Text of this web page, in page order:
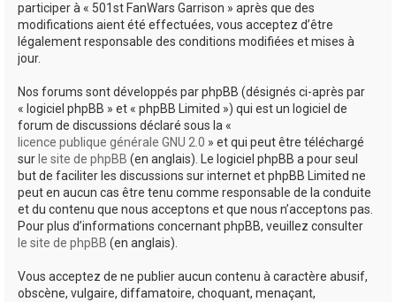
participer à « 501st FanWars Garrison » après que des
modifications aient été effectuées, vous acceptez d’être
légalement responsable des conditions modifiées et mises à
jour.
Nos forums sont développés par phpBB (désignés ci-après par
« logiciel phpBB » et « phpBB Limited ») qui est un logiciel de
forum de discussions déclaré sous la «
licence publique générale GNU 2.0 » et qui peut être téléchargé
sur le site de phpBB (en anglais). Le logiciel phpBB a pour seul
but de faciliter les discussions sur internet et phpBB Limited ne
peut en aucun cas être tenu comme responsable de la conduite
et du contenu que nous acceptons et que nous n’acceptons pas.
Pour plus d’informations concernant phpBB, veuillez consulter
le site de phpBB (en anglais).
Vous acceptez de ne publier aucun contenu à caractère abusif,
obscène, vulgaire, diffamatoire, choquant, menaçant,